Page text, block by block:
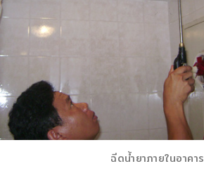
ฉีดน้ำ​ยาภาย​ใน​อาคาร